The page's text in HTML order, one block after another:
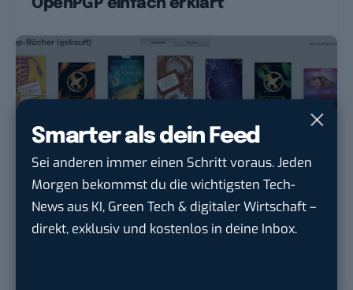
Smarter als dein Feed
Sei anderen immer einen Schritt voraus. Jeden
Morgen bekommst du die wichtigsten Tech-
News aus KI, Green Tech & digitaler Wirtschaft –
direkt, exklusiv und kostenlos in deine Inbox.
OpenPGP einfach erklärt